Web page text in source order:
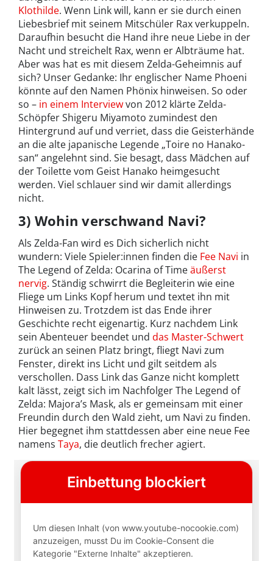
Klothilde. Wenn Link will, kann er sie durch einen
Liebesbrief mit seinem Mitschüler Rax verkuppeln.
Daraufhin besucht die Hand ihre neue Liebe in der
Nacht und streichelt Rax, wenn er Albträume hat.
Aber was hat es mit diesem Zelda-Geheimnis auf
sich? Unser Gedanke: Ihr englischer Name Phoeni
könnte auf den Namen Phönix hinweisen. So oder
so – in einem Interviewvon 2012 klärte Zelda-
Schöpfer Shigeru Miyamoto zumindest den
Hintergrund auf und verriet, dass die Geisterhände
an die alte japanische Legende „Toire no Hanako-
san“ angelehnt sind. Sie besagt, dass Mädchen auf
der Toilette vom Geist Hanako heimgesucht
werden. Viel schlauer sind wir damit allerdings
nicht.
3) Wohin verschwand Navi?
Als Zelda-Fan wird es Dich sicherlich nicht
wundern: Viele Spieler:innen finden die Fee Navi in
The Legend of Zelda: Ocarina of Timeäußerst
nervig. Ständig schwirrt die Begleiterin wie eine
Fliege um Links Kopf herum und textet ihn mit
Hinweisen zu. Trotzdem ist das Ende ihrer
Geschichte recht eigenartig. Kurz nachdem Link
sein Abenteuer beendet und das Master-Schwert
zurück an seinen Platz bringt, fliegt Navi zum
Fenster, direkt ins Licht und gilt seitdem als
verschollen. Dass Link das Ganze nicht komplett
kalt lässt, zeigt sich im Nachfolger The Legend of
Zelda: Majora’s Mask, als er gemeinsam mit einer
Freundin durch den Wald zieht, um Navi zu finden.
Hier begegnet ihm stattdessen aber eine neue Fee
namens Taya, die deutlich frecher agiert.